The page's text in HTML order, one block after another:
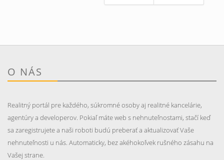
O NÁS
Realitný portál pre každého, súkromné osoby aj realitné kancelárie,
agentúry a developerov. Pokiaľ máte web s nehnuteľnostami, stačí keď
sa zaregistrujete a naši roboti budú preberať a aktualizovať Vaše
nehnuteľnosti u nás. Automaticky, bez akéhokoľvek rušného zásahu na
Vašej strane.